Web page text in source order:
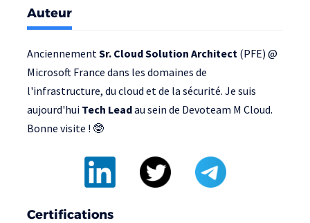
Auteur
Anciennement Sr. Cloud Solution Architect (PFE) @
Microsoft France dans les domaines de
l'infrastructure, du cloud et de la sécurité. Je suis
aujourd'hui Tech Leadau sein de Devoteam M Cloud.
Bonne visite ! 🤓
Certifications